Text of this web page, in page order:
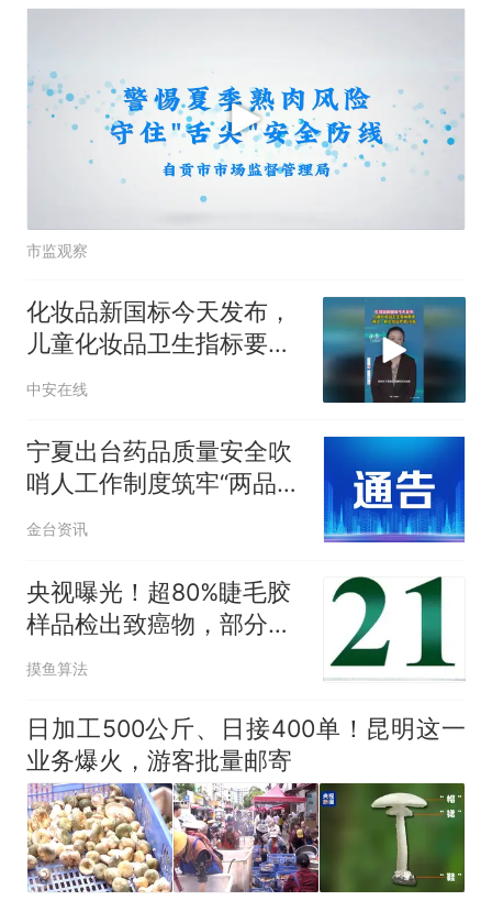
市监观察
化妆品新国标今天发布，
儿童化妆品卫生指标要求
将比一般化妆品严格10倍
中安在线
宁夏出台药品质量安全吹
哨人工作制度筑牢“两品一
械”安全防线
金台资讯
央视曝光！超80%睫毛胶
样品检出致癌物，部分超
标1000倍，成分堪比502
摸鱼算法
日加工500公斤、日接400单！昆明这一
业务爆火，游客批量邮寄